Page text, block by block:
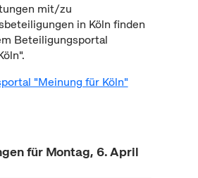
mit/zu
in Köln finden
Beteiligungsportal
"Meinung für Köln"
für Montag, 6. April